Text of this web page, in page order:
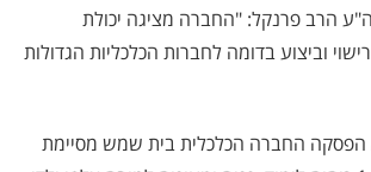
הרב פרנקל: "החברה מציגה יכולת
וביצוע בדומה לחברות הכלכליות הגדולות
הפסקה החברה הכלכלית בית שמש מסיימת